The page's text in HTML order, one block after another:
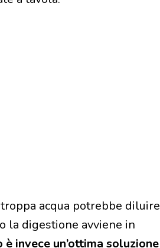
acqua potrebbe diluire
la digestione avviene in
invece un’ottima soluzione